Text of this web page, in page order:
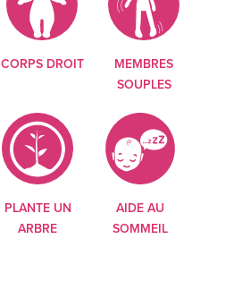
CORPS DROIT
MEMBRES
SOUPLES
PLANTE UN
ARBRE
AIDE AU
SOMMEIL